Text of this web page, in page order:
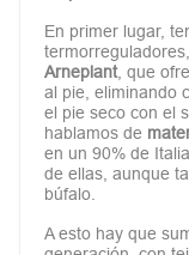
En primer lugar,
Arneplant , que
al pie, eliminando
el pie seco con el
hablamos de
en un 90% de
de ellas, aunque
búfalo.
A esto hay que